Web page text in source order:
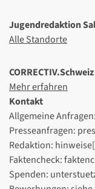
Jugendredaktion
Alle Standorte
CORRECTIV.Schweiz
Mehr erfahren
Kontakt
Allgemeine
Presseanfragen:
Redaktion:
Faktencheck:
Spenden: